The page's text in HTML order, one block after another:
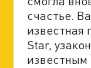
счастье.
известная
Star,
известным